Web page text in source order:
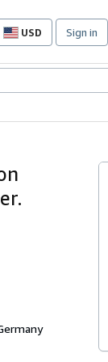
USD
Site
preferences
Sign in